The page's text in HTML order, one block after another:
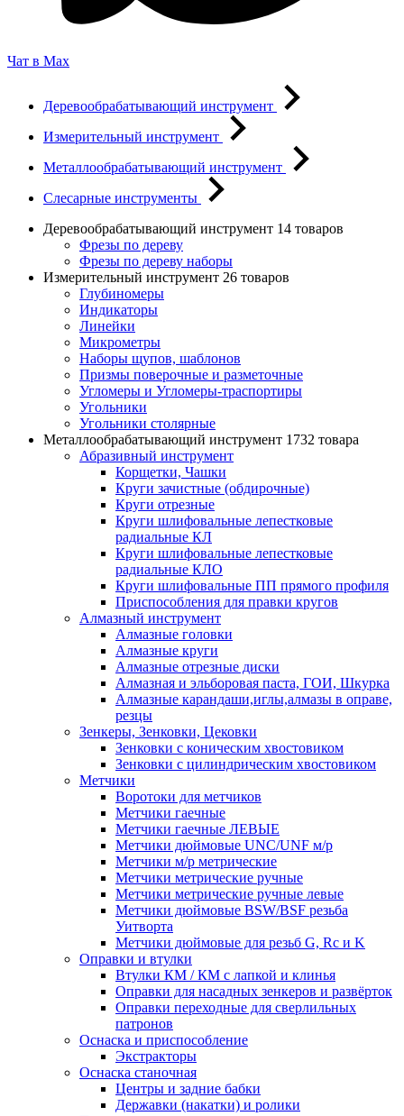
Чат в Max
Деревообрабатывающий инструмент
Измерительный инструмент
Металлообрабатывающий инструмент
Слесарные инструменты
Деревообрабатывающий инструмент 14 товаров
Фрезы по дереву
Фрезы по дереву наборы
Измерительный инструмент 26 товаров
Глубиномеры
Индикаторы
Линейки
Микрометры
Наборы щупов, шаблонов
Призмы поверочные и разметочные
Угломеры и Угломеры-траспортиры
Угольники
Угольники столярные
Металлообрабатывающий инструмент 1732 товара
Абразивный инструмент
Корщетки, Чашки
Круги зачистные (обдирочные)
Круги отрезные
Круги шлифовальные лепестковые
радиальные КЛ
Круги шлифовальные лепестковые
радиальные КЛО
Круги шлифовальные ПП прямого профиля
Приспособления для правки кругов
Алмазный инструмент
Алмазные головки
Алмазные круги
Алмазные отрезные диски
Алмазная и эльборовая паста, ГОИ, Шкурка
Алмазные карандаши,иглы,алмазы в оправе,
резцы
Зенкеры, Зенковки, Цековки
Зенковки с коническим хвостовиком
Зенковки с цилиндрическим хвостовиком
Метчики
Воротоки для метчиков
Метчики гаечные
Метчики гаечные ЛЕВЫЕ
Метчики дюймовые UNC/UNF м/р
Метчики м/р метрические
Метчики метрические ручные
Метчики метрические ручные левые
Метчики дюймовые BSW/BSF резьба
Уитворта
Метчики дюймовые для резьб G, Rc и K
Оправки и втулки
Втулки КМ / КМ с лапкой и клинья
Оправки для насадных зенкеров и развёрток
Оправки переходные для сверлильных
патронов
Оснаска и приспособление
Экстракторы
Оснаска станочная
Центры и задние бабки
Державки (накатки) и ролики